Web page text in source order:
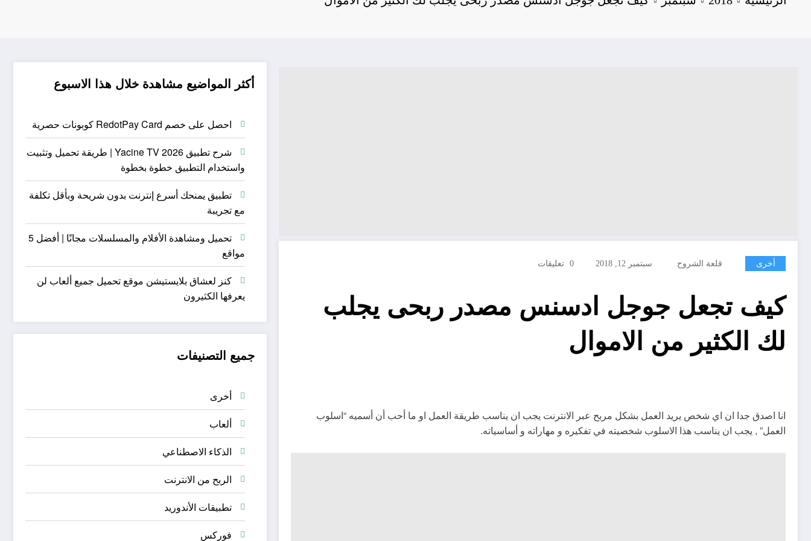
أخرى قلعة الشروح سبتمبر 12, 2018 0 تعليقات
كيف تجعل جوجل ادسنس مصدر ربحى يجلب
لك الكثير من الاموال
انا اصدق جدا ان اي شخص يريد العمل بشكل مربح عبر الانترنت يجب ان يناسب طريقة العمل او ما أحب أن أسميه “اسلوب
العمل” , يجب ان يناسب هذا الاسلوب شخصيته في تفكيره و مهاراته و أساسياته.
أكثر المواضيع مشاهدة خلال هذا الاسبوع
احصل على خصم RedotPay Card كوبونات حصرية
شرح تطبيق Yacine TV 2026 | طريقة تحميل وتثبيت
واستخدام التطبيق خطوة بخطوة
تطبيق يمنحك أسرع إنترنت بدون شريحة وبأقل تكلفة
مع تجريبة
تحميل ومشاهدة الأفلام والمسلسلات مجانًا | أفضل 5
مواقع
كنز لعشاق بلايستيشن موقع تحميل جميع ألعاب لن
يعرفها الكثيرون
جميع التصنيفات
أخرى
ألعاب
الذكاء الاصطناعي
الربح من الانترنت
تطبيقات الأندوريد
فوركس